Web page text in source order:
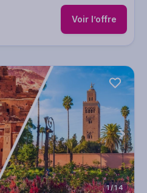
Voir l’offre
1/14